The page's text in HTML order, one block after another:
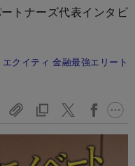
トナーズ代表インタビ
クイティ 金融最強エリート